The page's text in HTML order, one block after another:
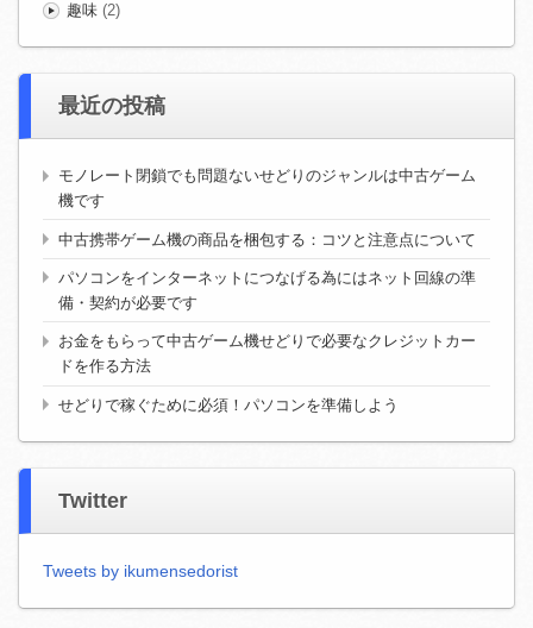
趣味(2)
最近の投稿
モノレート閉鎖でも問題ないせどりのジャンルは中古ゲーム
機です
中古携帯ゲーム機の商品を梱包する：コツと注意点について
パソコンをインターネットにつなげる為にはネット回線の準
備・契約が必要です
お金をもらって中古ゲーム機せどりで必要なクレジットカー
ドを作る方法
せどりで稼ぐために必須！パソコンを準備しよう
Twitter
Tweets by ikumensedorist